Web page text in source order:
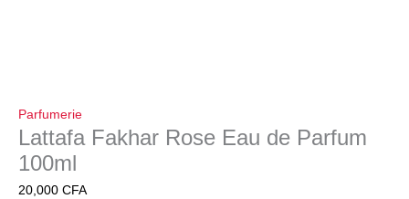
Parfumerie
Lattafa Fakhar Rose Eau de Parfum
100ml
20,000 CFA